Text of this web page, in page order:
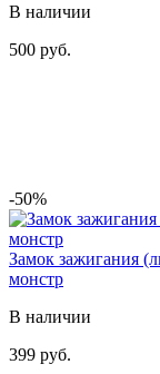
В наличии
500 руб.
-50%
Замок зажигания
монстр
В наличии
399 руб.